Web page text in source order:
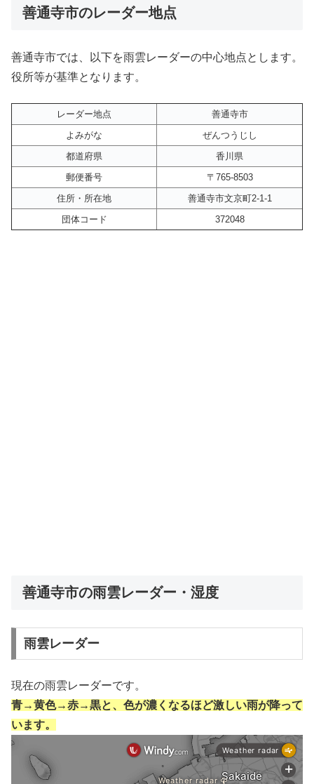
善通寺市のレーダー地点
善通寺市では、以下を雨雲レーダーの中心地点とします。
役所等が基準となります。
レーダー地点
善通寺市
よみがな
ぜんつうじし
都道府県
香川県
郵便番号
〒765-8503
住所・所在地
善通寺市文京町2-1-1
団体コード
372048
善通寺市の雨雲レーダー・湿度
雨雲レーダー
現在の雨雲レーダーです。
青→黄色→赤→黒と、色が濃くなるほど激しい雨が降って
います。